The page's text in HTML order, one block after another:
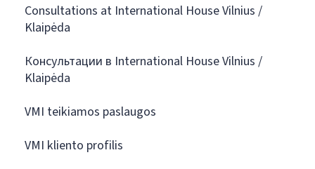
Consultations at International House Vilnius /
Klaipėda
Консультации в International House Vilnius /
Klaipėda
VMI teikiamos paslaugos
VMI kliento profilis